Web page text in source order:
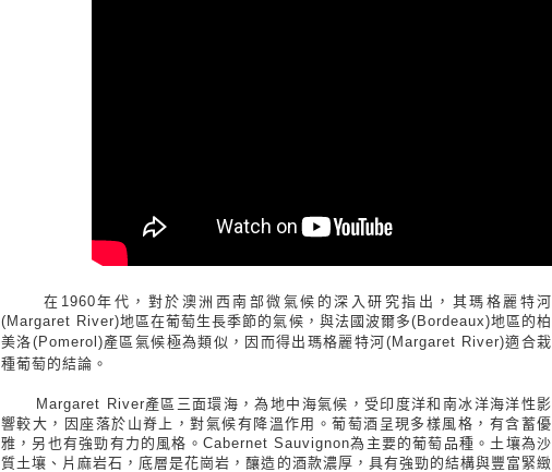
在1960年代，對於澳洲西南部微氣候的深入研究指出，其瑪格麗特河
(Margaret River)地區在葡萄生長季節的氣候，與法國波爾多(Bordeaux)地區的柏
美洛(Pomerol)產區氣候極為類似，因而得出瑪格麗特河(Margaret River)適合栽
種葡萄的結論。
Margaret River產區三面環海，為地中海氣候，受印度洋和南冰洋海洋性影
響較大，因座落於山脊上，對氣候有降溫作用。葡萄酒呈現多樣風格，有含蓄優
雅，另也有強勁有力的風格。Cabernet Sauvignon為主要的葡萄品種。土壤為沙
質土壤、片麻岩石，底層是花崗岩，釀造的酒款濃厚，具有強勁的結構與豐富緊緻